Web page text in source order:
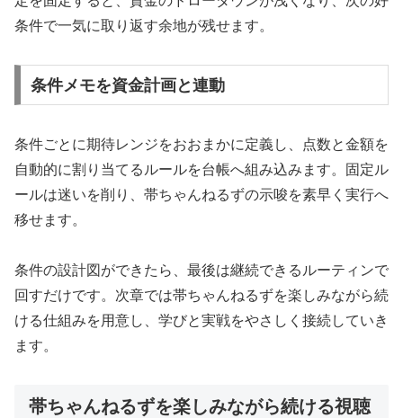
条件で一気に取り返す余地が残せます。
条件メモを資金計画と連動
条件ごとに期待レンジをおおまかに定義し、点数と金額を
自動的に割り当てるルールを台帳へ組み込みます。固定ル
ールは迷いを削り、帯ちゃんねるずの示唆を素早く実行へ
移せます。
条件の設計図ができたら、最後は継続できるルーティンで
回すだけです。次章では帯ちゃんねるずを楽しみながら続
ける仕組みを用意し、学びと実戦をやさしく接続していき
ます。
帯ちゃんねるずを楽しみながら続ける視聴